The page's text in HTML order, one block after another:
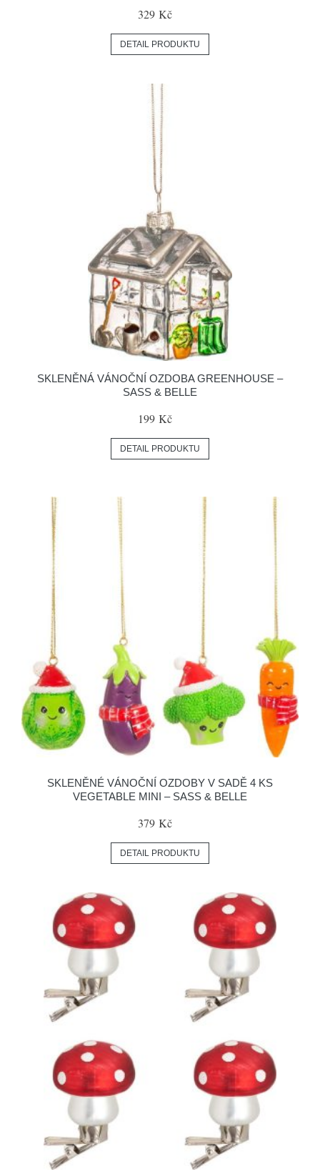
329 Kč
DETAIL PRODUKTU
SKLENĚNÁ VÁNOČNÍ OZDOBA GREENHOUSE –
SASS & BELLE
199 Kč
DETAIL PRODUKTU
SKLENĚNÉ VÁNOČNÍ OZDOBY V SADĚ 4 KS
VEGETABLE MINI – SASS & BELLE
379 Kč
DETAIL PRODUKTU